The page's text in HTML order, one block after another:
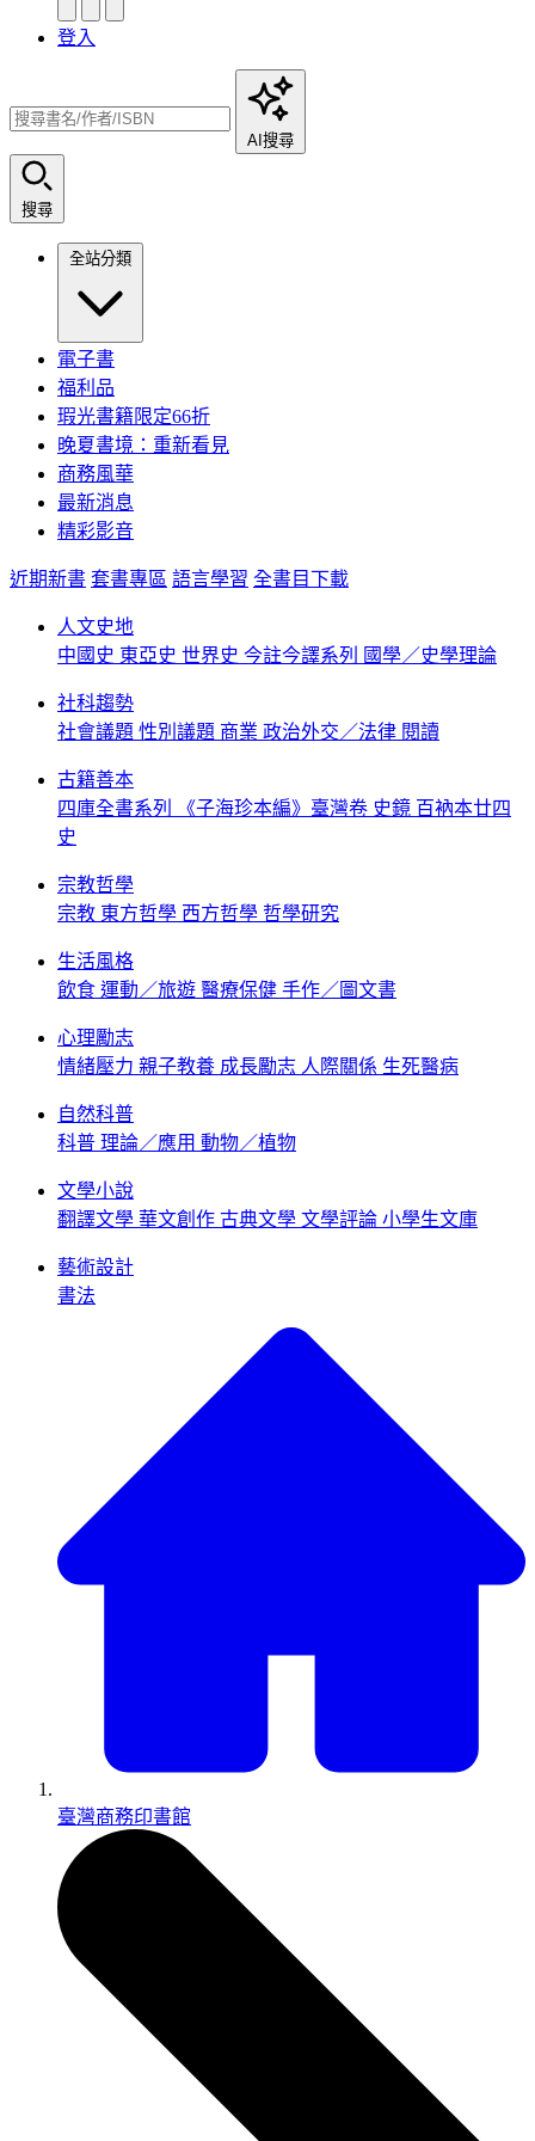
登入
AI搜尋
搜尋
全站分類
電子書
福利品
瑕光書籍限定66折
晚夏書境：重新看見
商務風華
最新消息
精彩影音
近期新書 套書專區 語言學習 全書目下載
人文史地
中國史 東亞史 世界史 今註今譯系列 國學／史學理論
社科趨勢
社會議題 性別議題 商業 政治外交／法律 閱讀
古籍善本
四庫全書系列
《子海珍本編》臺灣卷 史鏡 百衲本廿四
史
宗教哲學
宗教 東方哲學 西方哲學 哲學研究
生活風格
飲食 運動／旅遊 醫療保健 手作／圖文書
心理勵志
情緒壓力 親子教養 成長勵志 人際關係 生死醫病
自然科普
科普 理論／應用 動物／植物
文學小說
翻譯文學 華文創作 古典文學 文學評論 小學生文庫
藝術設計
書法
臺灣商務印書館